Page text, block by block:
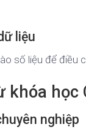
liệu
số liệu để
học
nghiệp